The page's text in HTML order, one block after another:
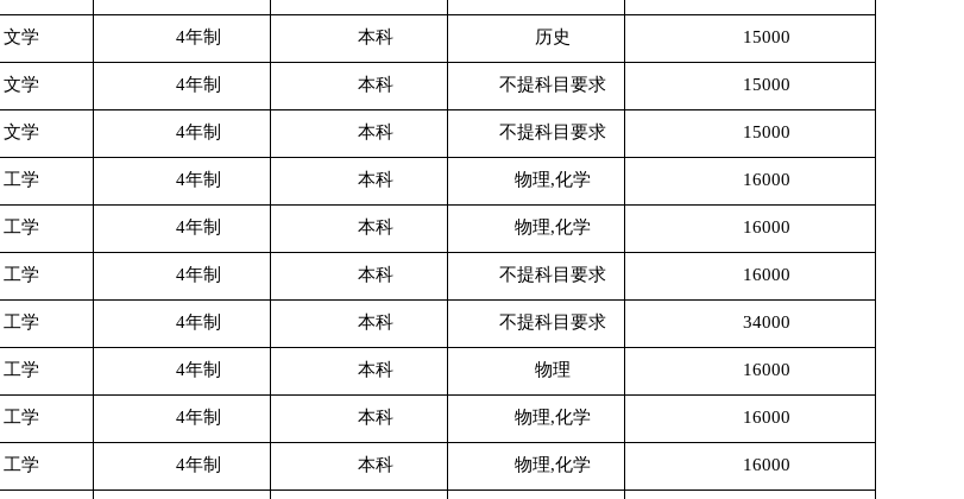
文学 4年制 本科 历史 15000
文学 4年制 本科 不提科目要求 15000
文学 4年制 本科 不提科目要求 15000
工学 4年制 本科 物理,化学 16000
工学 4年制 本科 物理,化学 16000
工学 4年制 本科 不提科目要求 16000
工学 4年制 本科 不提科目要求 34000
工学 4年制 本科 物理 16000
工学 4年制 本科 物理,化学 16000
工学 4年制 本科 物理,化学 16000